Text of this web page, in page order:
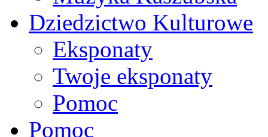
Dziedzictwo Kulturowe
Eksponaty
Twoje eksponaty
Pomoc
Pomoc